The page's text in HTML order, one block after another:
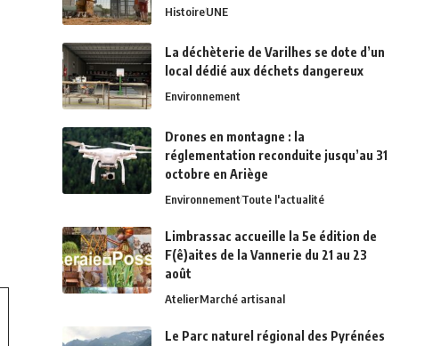
HistoireUNE
La déchèterie de Varilhes se dote d’un
local dédié aux déchets dangereux
Environnement
Drones en montagne : la
réglementation reconduite jusqu’au 31
octobre en Ariège
EnvironnementToute l'actualité
Limbrassac accueille la 5e édition de
F(ê)aites de la Vannerie du 21 au 23
août
AtelierMarché artisanal
Le Parc naturel régional des Pyrénées